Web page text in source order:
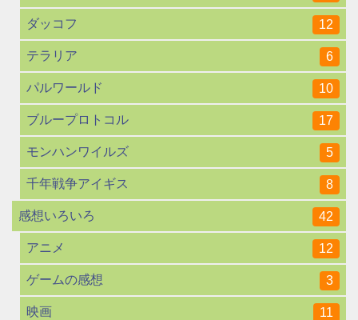
ダッコフ 12
テラリア 6
パルワールド 10
ブループロトコル 17
モンハンワイルズ 5
千年戦争アイギス 8
感想いろいろ 42
アニメ 12
ゲームの感想 3
映画 11